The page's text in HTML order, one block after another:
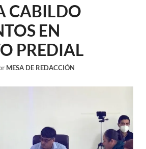
CABILDO
EN
PREDIAL
MESA DE REDACCIÓN